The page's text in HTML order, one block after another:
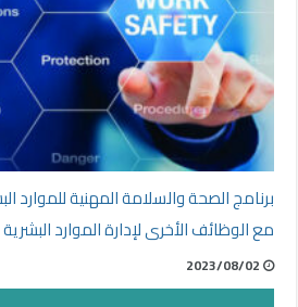
برنامج الصحة والسلامة المهنية للموارد
مع الوظائف الأخرى لإدارة الموارد البشرية
2023/08/02